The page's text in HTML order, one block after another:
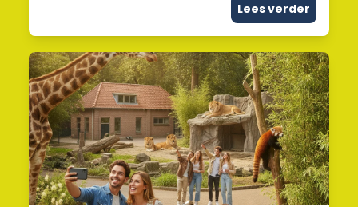
Lees verder